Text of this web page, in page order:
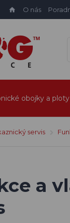
O nás
obojky a ploty
servis
a